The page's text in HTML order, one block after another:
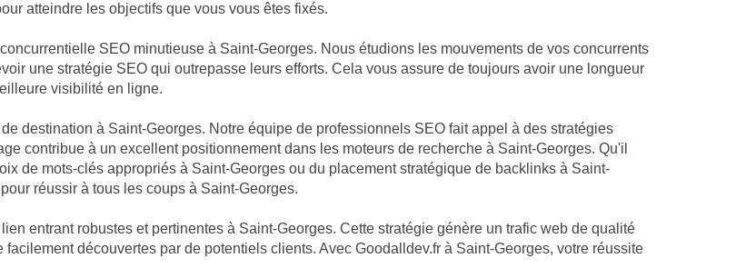
atteindre les objectifs que vous vous êtes fixés.
SEO minutieuse à Saint-Georges. Nous étudions les mouvements de vos concurrents
une stratégie SEO qui outrepasse leurs efforts. Cela vous assure de toujours avoir une longueur
visibilité en ligne.
destination à Saint-Georges. Notre équipe de professionnels SEO fait appel à des stratégies
contribue à un excellent positionnement dans les moteurs de recherche à Saint-Georges. Qu'il
de mots-clés appropriés à Saint-Georges ou du placement stratégique de backlinks à Saint-
réussir à tous les coups à Saint-Georges.
entrant robustes et pertinentes à Saint-Georges. Cette stratégie génère un trafic web de qualité
découvertes par de potentiels clients. Avec Goodalldev.fr à Saint-Georges, votre réussite